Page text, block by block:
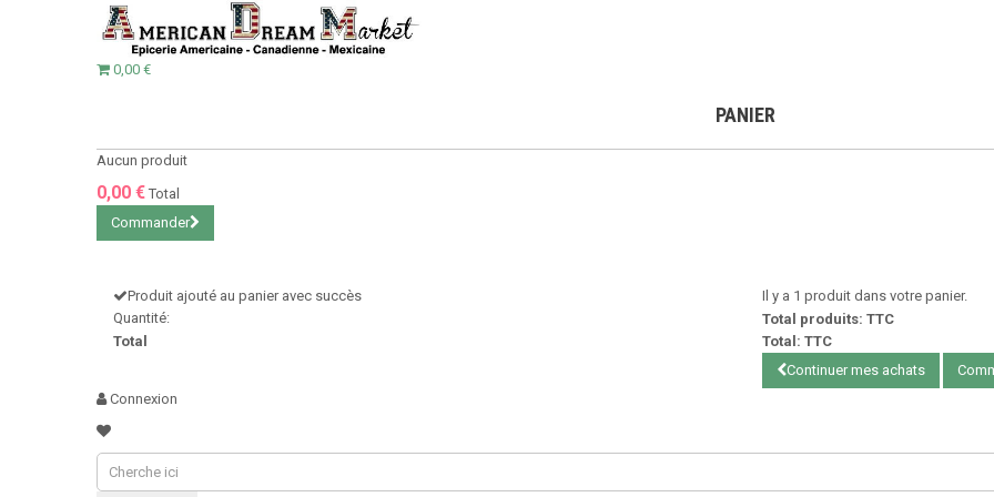
0,00 €
PANIER
Aucun produit
0,00 € Total
Commander
Produit ajouté au panier avec succès
Quantité:
Total
Il y a 1 produit dans votre panier.
Total produits: TTC
Total: TTC
Continuer mes achats
Connexion